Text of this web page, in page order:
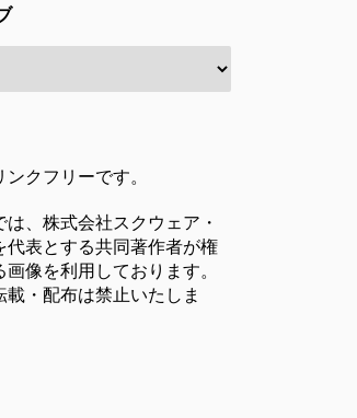
クフリーです。
は、株式会社スクウェア・
代表とする共同著作者が権
像を利用しております。
載・配布は禁止いたしま